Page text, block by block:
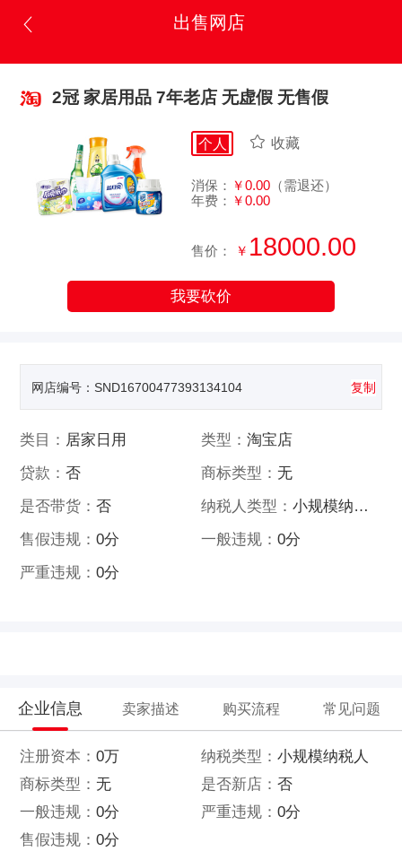
出售网店
2冠 家居用品 7年老店 无虚假 无售假
个人 收藏
消保： ￥0.00 （需退还）
年费： ￥0.00
售价： ￥ 18000.00
我要砍价
网店编号：SND16700477393134104 复制
类目： 居家日用 类型： 淘宝店
贷款：否 商标类型： 无
是否带货：否 纳税人类型： 小规模纳税人
售假违规：0分 一般违规： 0分
严重违规：0分
企业信息 卖家描述 购买流程 常见问题
注册资本：0万 纳税类型： 小规模纳税人
商标类型：无 是否新店： 否
一般违规：0分 严重违规： 0分
售假违规：0分